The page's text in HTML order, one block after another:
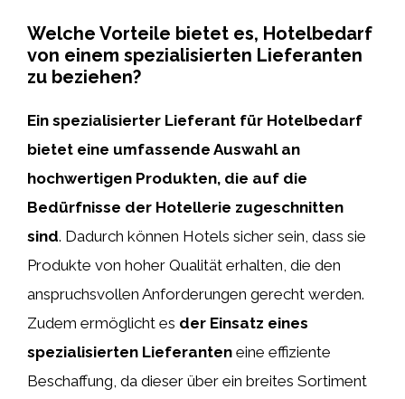
Welche Vorteile bietet es, Hotelbedarf
von einem spezialisierten Lieferanten
zu beziehen?
Ein spezialisierter Lieferant für Hotelbedarf
bietet eine umfassende Auswahl an
hochwertigen Produkten, die auf die
Bedürfnisse der Hotellerie zugeschnitten
sind. Dadurch können Hotels sicher sein, dass sie
Produkte von hoher Qualität erhalten, die den
anspruchsvollen Anforderungen gerecht werden.
Zudem ermöglicht es der Einsatz eines
spezialisierten Lieferanten eine effiziente
Beschaffung, da dieser über ein breites Sortiment